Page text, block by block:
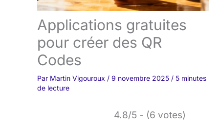
Applications gratuites
pour créer des QR
Codes
Par Martin Vigouroux / 9 novembre 2025 / 5 minutes
de lecture
4.8/5 - (6 votes)